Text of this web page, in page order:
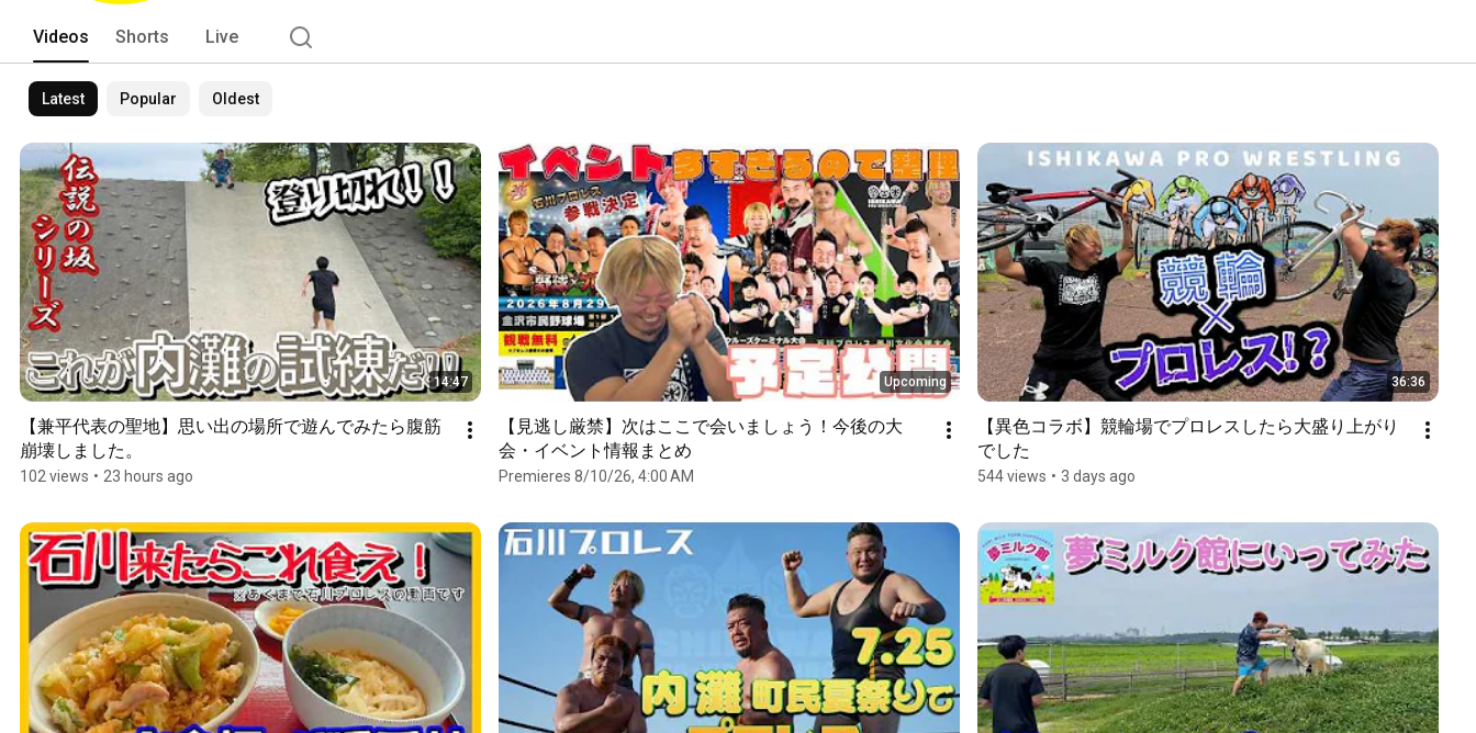
Videos Shorts Live
Latest Popular Oldest
14:47
【兼平代表の聖地】思い出の場所で遊んでみたら腹筋
崩壊しました。
102 views • 23 hours ago
Upcoming
【見逃し厳禁】次はここで会いましょう！今後の大
会・イベント情報まとめ
Premieres 8/10/26, 4:00 AM
36:36
【異色コラボ】競輪場でプロレスしたら大盛り上がり
でした
544 views • 3 days ago